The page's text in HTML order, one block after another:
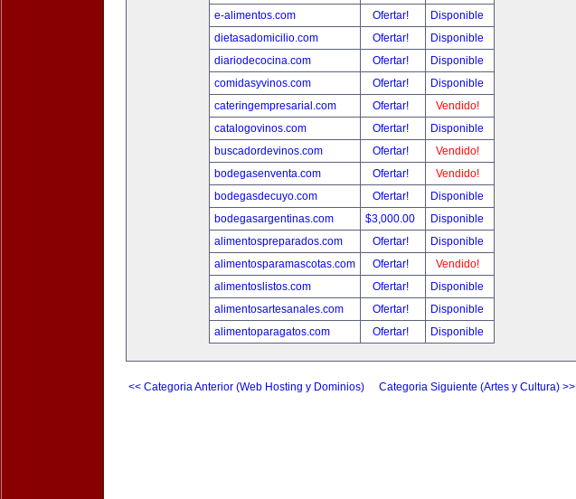
e-alimentos.com
Ofertar!
Disponible
dietasadomicilio.com
Ofertar!
Disponible
diariodecocina.com
Ofertar!
Disponible
comidasyvinos.com
Ofertar!
Disponible
cateringempresarial.com
Ofertar!
Vendido!
catalogovinos.com
Ofertar!
Disponible
buscadordevinos.com
Ofertar!
Vendido!
bodegasenventa.com
Ofertar!
Vendido!
bodegasdecuyo.com
Ofertar!
Disponible
bodegasargentinas.com
$3,000.00
Disponible
alimentospreparados.com
Ofertar!
Disponible
alimentosparamascotas.com
Ofertar!
Vendido!
alimentoslistos.com
Ofertar!
Disponible
alimentosartesanales.com
Ofertar!
Disponible
alimentoparagatos.com
Ofertar! Disponible
<< Categoria Anterior (Web Hosting y Dominios) Categoria Siguiente (Artes y Cultura) >>